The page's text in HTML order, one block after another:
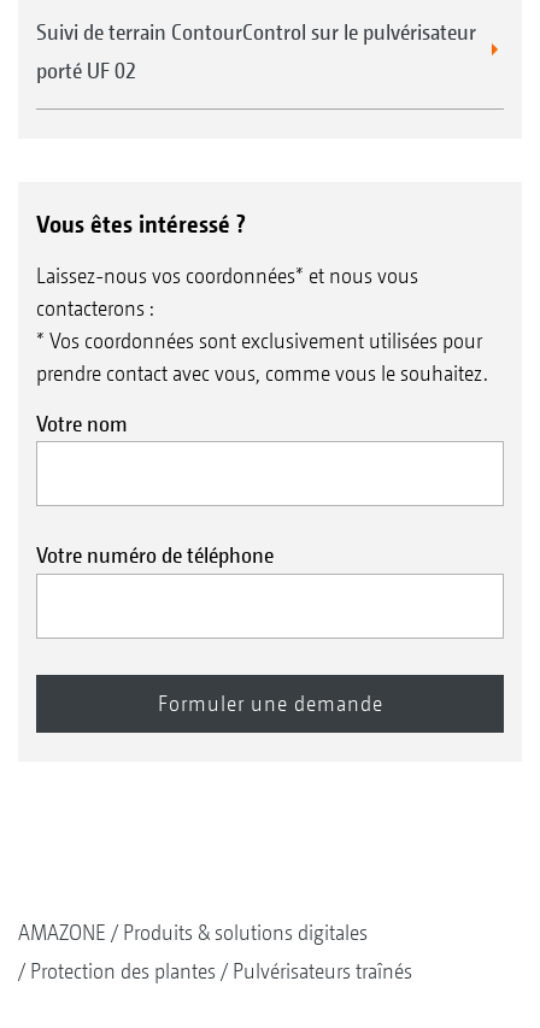
Suivi de terrain ContourControl sur le pulvérisateur
porté UF 02
Vous êtes intéressé ?
Laissez-nous vos coordonnées* et nous vous
contacterons :
* Vos coordonnées sont exclusivement utilisées pour
prendre contact avec vous, comme vous le souhaitez.
Votre nom
Votre numéro de téléphone
AMAZONE
Produits & solutions digitales
Protection des plantes
Pulvérisateurs traînés